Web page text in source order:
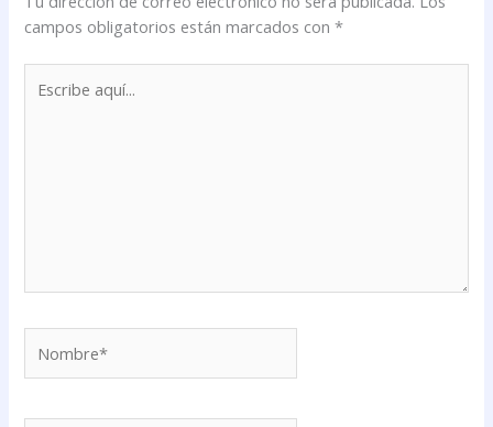
campos obligatorios están marcados con*
aquí...